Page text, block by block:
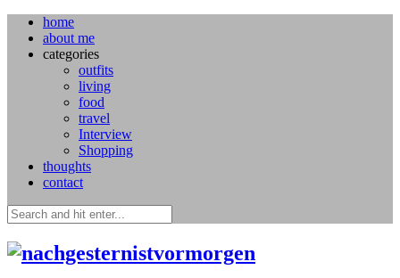
home
about me
categories
outfits
living
food
travel
Interview
Shopping
thoughts
contact